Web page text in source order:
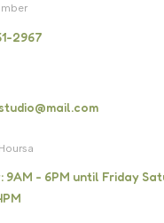
2967
9AM - 6PM until Friday